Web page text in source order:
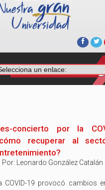
concierto por la
recuperar al
Por: Leonardo González Catalán
COVID-19 provocó cambios